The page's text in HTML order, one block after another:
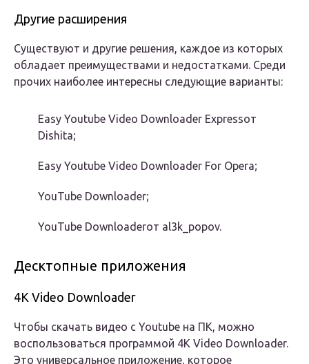
Другие расширения
Существуют и другие решения, каждое из которых
обладает преимуществами и недостатками. Среди
прочих наиболее интересны следующие варианты:
Easy Youtube Video Downloader Expressот
Dishita;
Easy Youtube Video Downloader For Opera;
YouTube Downloader;
YouTube Downloaderот al3k_popov.
Десктопные приложения
4K Video Downloader
Чтобы скачать видео с Youtube на ПК, можно
воспользоваться программой 4K Video Downloader.
Это универсальное приложение, которое